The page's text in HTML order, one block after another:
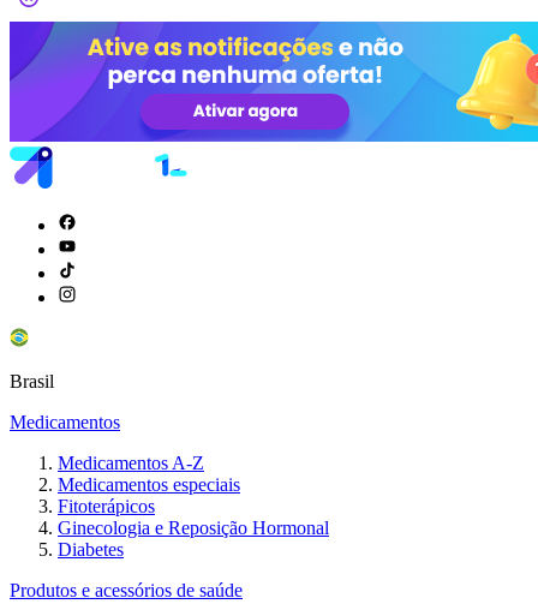
Brasil
Medicamentos
Medicamentos A-Z
Medicamentos especiais
Fitoterápicos
Ginecologia e Reposição Hormonal
Diabetes
Produtos e acessórios de saúde